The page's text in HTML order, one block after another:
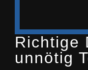
Richtige
unnötig